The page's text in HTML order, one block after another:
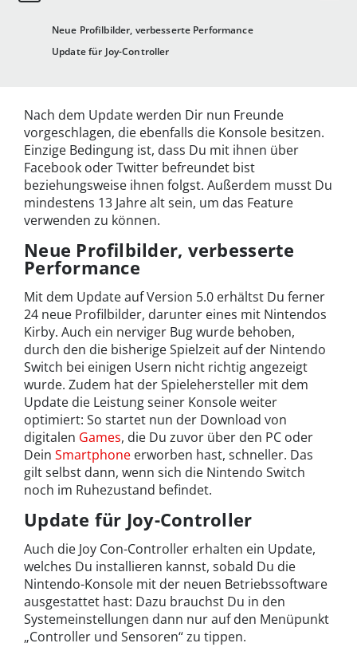
Neue Profilbilder, verbesserte Performance
Update für Joy-Controller
Nach dem Update werden Dir nun Freunde
vorgeschlagen, die ebenfalls die Konsole besitzen.
Einzige Bedingung ist, dass Du mit ihnen über
Facebook oder Twitter befreundet bist
beziehungsweise ihnen folgst. Außerdem musst Du
mindestens 13 Jahre alt sein, um das Feature
verwenden zu können.
Neue Profilbilder, verbesserte
Performance
Mit dem Update auf Version 5.0 erhältst Du ferner
24 neue Profilbilder, darunter eines mit Nintendos
Kirby. Auch ein nerviger Bug wurde behoben,
durch den die bisherige Spielzeit auf der Nintendo
Switch bei einigen Usern nicht richtig angezeigt
wurde. Zudem hat der Spielehersteller mit dem
Update die Leistung seiner Konsole weiter
optimiert: So startet nun der Download von
digitalen Games, die Du zuvor über den PC oder
Dein Smartphone erworben hast, schneller. Das
gilt selbst dann, wenn sich die Nintendo Switch
noch im Ruhezustand befindet.
Update für Joy-Controller
Auch die Joy Con-Controller erhalten ein Update,
welches Du installieren kannst, sobald Du die
Nintendo-Konsole mit der neuen Betriebssoftware
ausgestattet hast: Dazu brauchst Du in den
Systemeinstellungen dann nur auf den Menüpunkt
„Controller und Sensoren“ zu tippen.